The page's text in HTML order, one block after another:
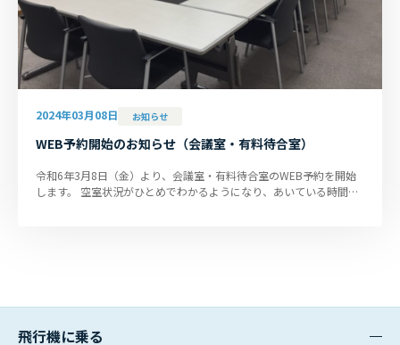
2024年03月08日 お知らせ
WEB予約開始のお知らせ（会議室・有料待合室）
令和6年3月8日（金）より、会議室・有料待合室のWEB予約を開始
します。 空室状況がひとめでわかるようになり、あいている時間を
飛行機に乗る